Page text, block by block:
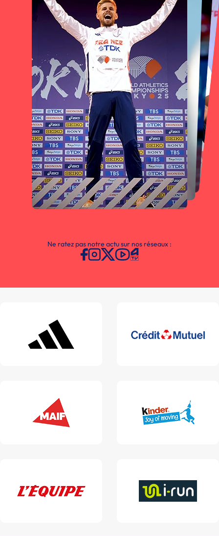
Ne ratez pas notre actu sur nos réseaux :